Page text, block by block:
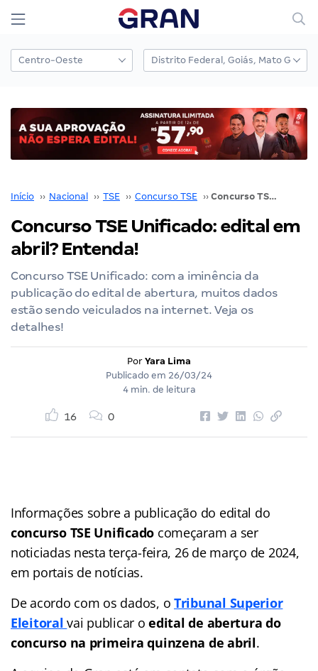
Início ›› Nacional ›› TSE ›› Concurso TSE ›› Concurso TSE Unificado: edital em abril? Entenda!
Concurso TSE Unificado: edital em
abril? Entenda!
Concurso TSE Unificado: com a iminência da
publicação do edital de abertura, muitos dados
estão sendo veiculados na internet. Veja os
detalhes!
Por Yara Lima
Publicado em 26/03/24
4 min. de leitura
16 0
Informações sobre a publicação do edital do
concurso TSE Unificado começaram a ser
noticiadas nesta terça-feira, 26 de março de 2024,
em portais de notícias.
De acordo com os dados, o Tribunal Superior
Eleitoralvai publicar oedital de abertura do
concurso na primeira quinzena de abril.